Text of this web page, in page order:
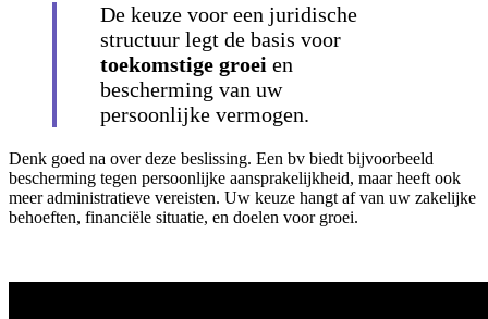
De keuze voor een juridische
structuur legt de basis voor
toekomstige groei en
bescherming van uw
persoonlijke vermogen.
Denk goed na over deze beslissing. Een bv biedt bijvoorbeeld
bescherming tegen persoonlijke aansprakelijkheid, maar heeft ook
meer administratieve vereisten. Uw keuze hangt af van uw zakelijke
behoeften, financiële situatie, en doelen voor groei.